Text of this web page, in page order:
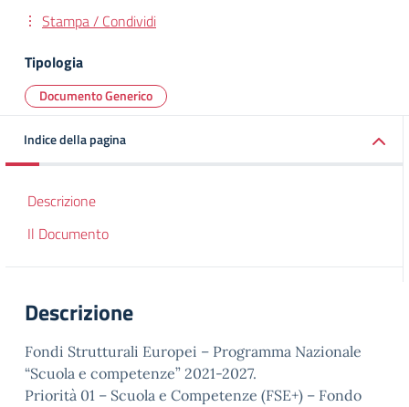
Stampa / Condividi
Tipologia
Documento Generico
Indice della pagina
Descrizione
Il Documento
Descrizione
Fondi Strutturali Europei – Programma Nazionale
“Scuola e competenze” 2021-2027.
Priorità 01 – Scuola e Competenze (FSE+) – Fondo